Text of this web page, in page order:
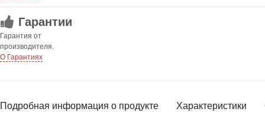
Гарантии
Гарантия от
производителя.
О Гарантиях
Подробная информация о продукте Характеристики